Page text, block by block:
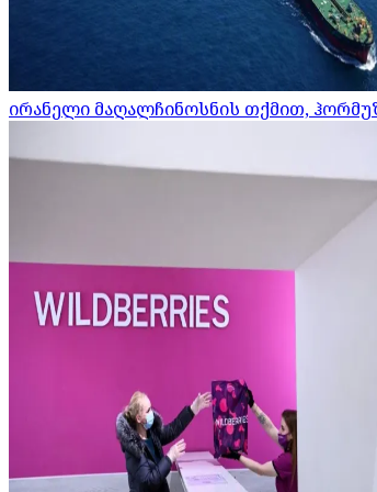
ირანელი მაღალჩინოსნის თქმით,